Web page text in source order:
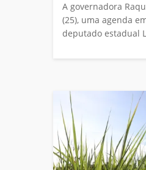
A governadora
(25), uma agenda
deputado estadual